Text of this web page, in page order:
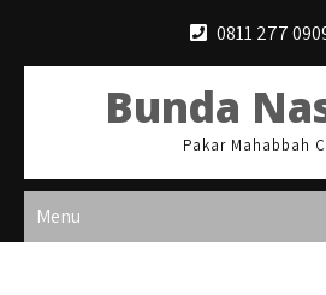
0811 277
Bunda
Pakar Mahabbah
Menu